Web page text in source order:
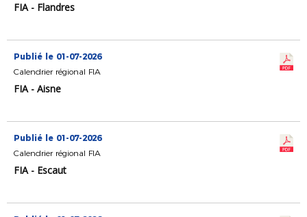
FIA - Flandres
Publié le 01-07-2026
Calendrier régional FIA
FIA - Aisne
Publié le 01-07-2026
Calendrier régional FIA
FIA - Escaut